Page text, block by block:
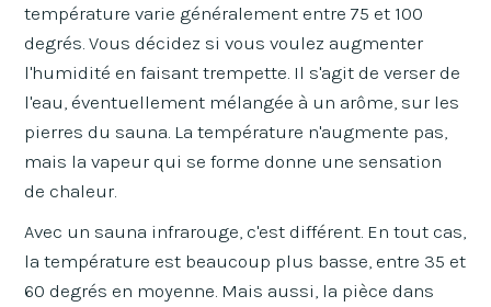
température varie généralement entre 75 et 100
degrés. Vous décidez si vous voulez augmenter
l'humidité en faisant trempette. Il s'agit de verser de
l'eau, éventuellement mélangée à un arôme, sur les
pierres du sauna. La température n'augmente pas,
mais la vapeur qui se forme donne une sensation
de chaleur.
Avec un sauna infrarouge, c'est différent. En tout cas,
la température est beaucoup plus basse, entre 35 et
60 degrés en moyenne. Mais aussi, la pièce dans